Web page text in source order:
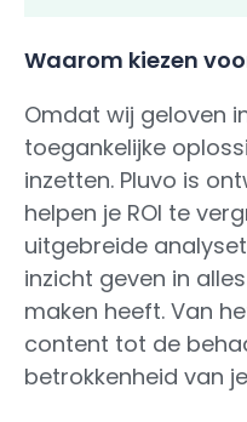
Waarom kiezen
Omdat wij geloven
toegankelijke
inzetten. Pluvo is
helpen je ROI te
uitgebreide
inzicht geven in
maken heeft. Van
content tot de
betrokkenheid van